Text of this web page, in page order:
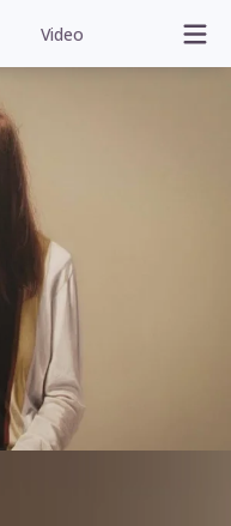
Video